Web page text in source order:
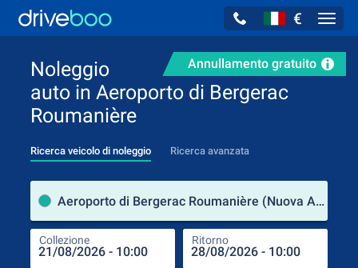
€
Annullamento gratuito
Noleggio
auto in Aeroporto di Bergerac
Roumanière
Ricerca veicolo di noleggio Ricerca avanzata
Aeroporto di Bergerac Roumanière (Nuova Aquitania / Francia)
Collezione Ritorno